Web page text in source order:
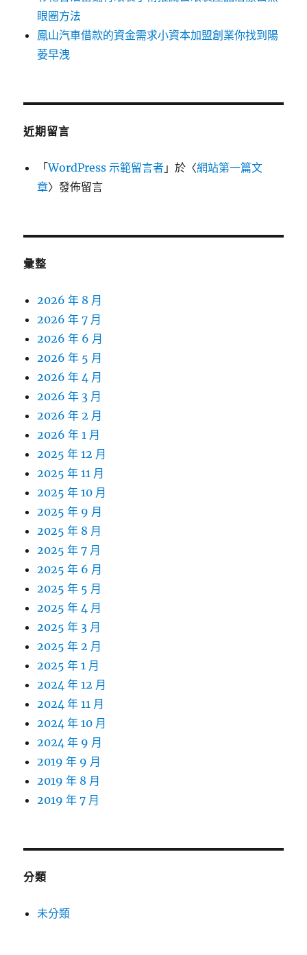
眼圈方法
鳳山汽車借款的資金需求小資本加盟創業你找到陽
萎早洩
近期留言
「WordPress 示範留言者 」於〈網站第一篇文
章〉發佈留言
彙整
2026 年 8 月
2026 年 7 月
2026 年 6 月
2026 年 5 月
2026 年 4 月
2026 年 3 月
2026 年 2 月
2026 年 1 月
2025 年 12 月
2025 年 11 月
2025 年 10 月
2025 年 9 月
2025 年 8 月
2025 年 7 月
2025 年 6 月
2025 年 5 月
2025 年 4 月
2025 年 3 月
2025 年 2 月
2025 年 1 月
2024 年 12 月
2024 年 11 月
2024 年 10 月
2024 年 9 月
2019 年 9 月
2019 年 8 月
2019 年 7 月
分類
未分類